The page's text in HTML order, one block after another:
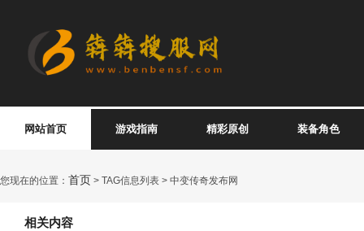
网站首页 游戏指南 精彩原创 装备角色
您现在的位置： 首页 > TAG信息列表 > 中变传奇发布网
相关内容